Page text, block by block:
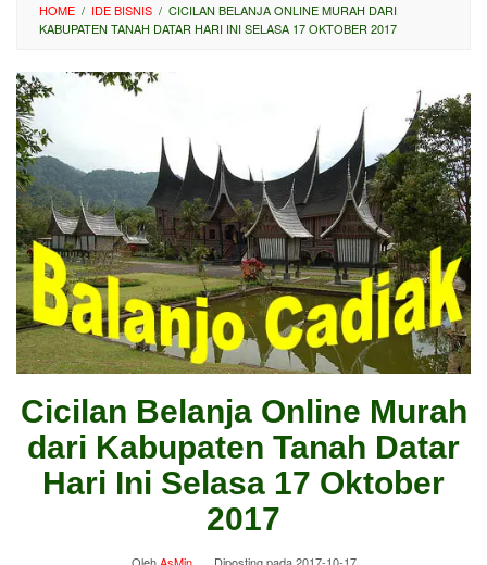
HOME / IDE BISNIS / CICILAN BELANJA ONLINE MURAH DARI
KABUPATEN TANAH DATAR HARI INI SELASA 17 OKTOBER 2017
Cicilan Belanja Online Murah
dari Kabupaten Tanah Datar
Hari Ini Selasa 17 Oktober
2017
OlehAsMin Diposting pada2017-10-17